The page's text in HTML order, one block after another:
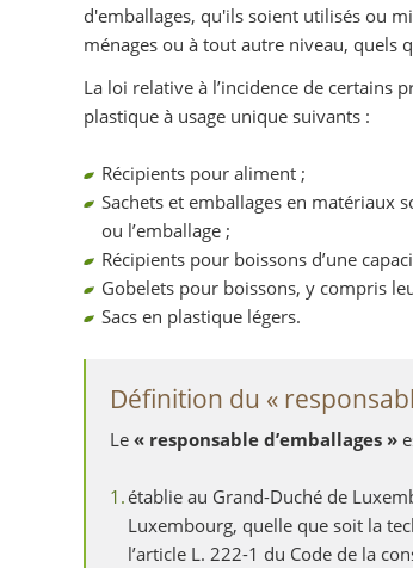
d'emballages, qu'ils soient utilisés ou
ménages ou à tout autre niveau, quels
La loi relative à l’incidence de certains
plastique à usage unique suivants :
Récipients pour aliment ;
Sachets et emballages en matériaux
ou l’emballage ;
Récipients pour boissons d’une
Gobelets pour boissons, y compris
Sacs en plastique légers.
Définition du «
Le « responsable d’emballages »
établie au Grand-Duché de
Luxembourg, quelle que soit la
l’article L. 222-1 du Code de la